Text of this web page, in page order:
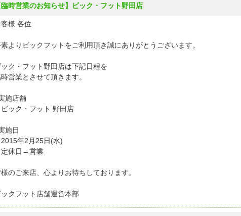
臨時営業のお知らせ】ビック・フット野田店
客様 各位
よりビックフットをご利用頂き誠にありがとうございます。
ック・フット野田店は下記日程を
営業とさせて頂きます。
施店舗
ック・フット 野田店
施日
年2月25日(水)
休日→営業
様のご来店、心よりお待ちしております。
ックフット店舗運営本部